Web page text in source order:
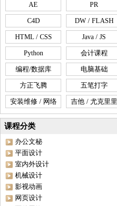
AE PR
C4D DW / FLASH
HTML / CSS Java / JS
Python 会计课程
编程/数据库 电脑基础
方正飞腾 五笔打字
安装维修 / 网络 吉他 / 尤克里里
课程分类
办公文秘
平面设计
室内外设计
机械设计
影视动画
网页设计